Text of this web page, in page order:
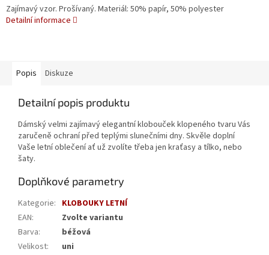
Zajímavý vzor. Prošívaný. Materiál: 50% papír, 50% polyester
Detailní informace
Popis Diskuze
Detailní popis produktu
Dámský velmi zajímavý elegantní klobouček klopeného tvaru Vás
zaručeně ochraní před teplými slunečními dny. Skvěle doplní
Vaše letní oblečení ať už zvolíte třeba jen kraťasy a tílko, nebo
šaty.
Doplňkové parametry
Kategorie: KLOBOUKY LETNÍ
EAN:
Zvolte variantu
Barva:
béžová
Velikost:
uni